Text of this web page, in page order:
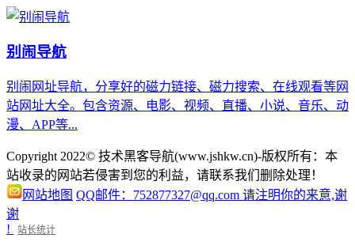
别闹导航
别闹网址导航，分享好的磁力链接、磁力搜索、在线观看等网
站网址大全。包含资源、电影、视频、直播、小说、音乐、动
漫、APP等...
Copyright 2022© 技术黑客导航(www.jshkw.cn)-版权所有：本
站收录的网站若侵害到您的利益，请联系我们删除处理！
网站地图 QQ邮件：752877327@qq.com 请注明你的来意,谢
谢
!
站长统计